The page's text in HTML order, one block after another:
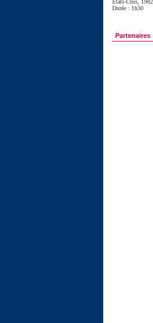
États-Unis, 1982
Durée : 1h30
Partenaires